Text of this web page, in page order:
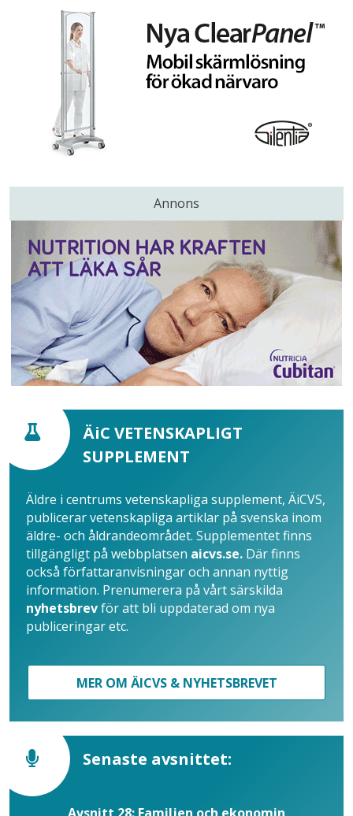
Annons
ÄiC VETENSKAPLIGT
SUPPLEMENT
Äldre i centrums vetenskapliga supplement, ÄiCVS,
publicerar vetenskapliga artiklar på svenska inom
äldre- och åldrandeområdet. Supplementet finns
tillgängligt på webbplatsen aicvs.se. Där finns
också författaranvisningar och annan nyttig
information. Prenumerera på vårt särskilda
nyhetsbrevför att bli uppdaterad om nya
publiceringar etc.
MER OM ÄICVS & NYHETSBREVET
Senaste avsnittet: